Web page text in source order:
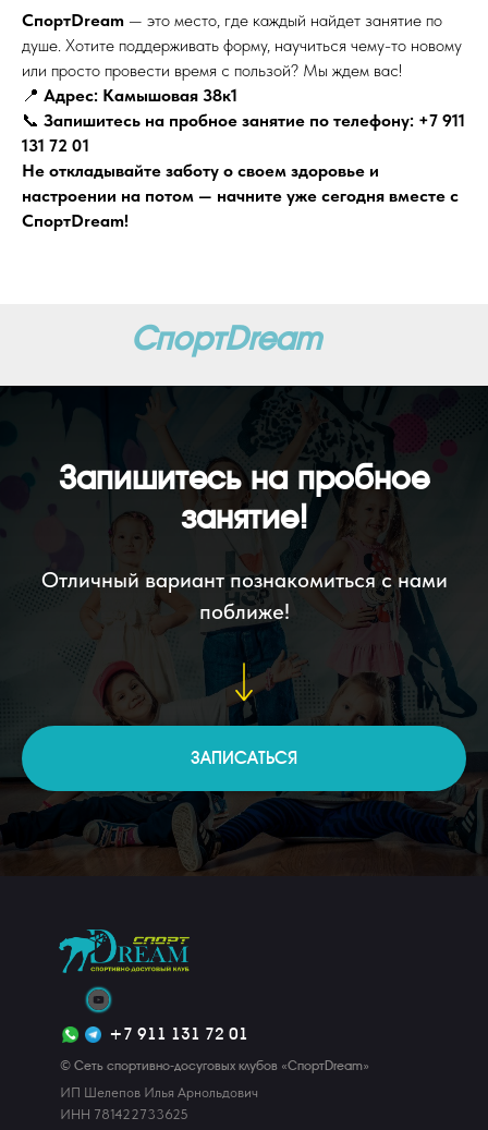
СпортDream — это место, где каждый найдет занятие по
душе. Хотите поддерживать форму, научиться чему-то новому
или просто провести время с пользой? Мы ждем вас!
📍 Адрес: Камышовая 38к1
📞 Запишитесь на пробное занятие по телефону: +7 911
131 72 01
Не откладывайте заботу о своем здоровье и
настроении на потом — начните уже сегодня вместе с
СпортDream!
СпортDream
Запишитесь на пробное
занятие!
Отличный вариант познакомиться с нами
поближе!
ЗАПИСАТЬСЯ
© Сеть спортивно-досуговых клубов «СпортDream»
ИП Шелепов Илья Арнольдович
ИНН 781422733625
+7 911 131 72 01